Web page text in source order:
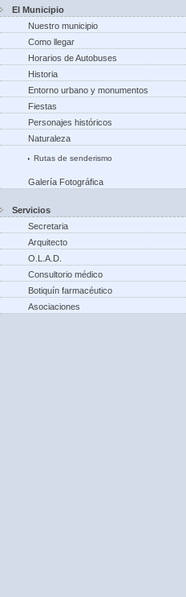
El Municipio
Nuestro municipio
Como llegar
Horarios de Autobuses
Historia
Entorno urbano y monumentos
Fiestas
Personajes históricos
Naturaleza
Rutas de senderismo
Galería Fotográfica
Servicios
Secretaria
Arquitecto
O.L.A.D.
Consultorio médico
Botiquín farmacéutico
Asociaciones